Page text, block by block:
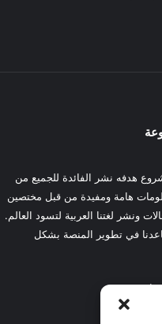
هدفه نشر الفائدة للجميع من
هامة ومفيدة من قبل مختصين
ونشر لغتنا العربية لتسود العالم.
في تطوير المنصة بشكل